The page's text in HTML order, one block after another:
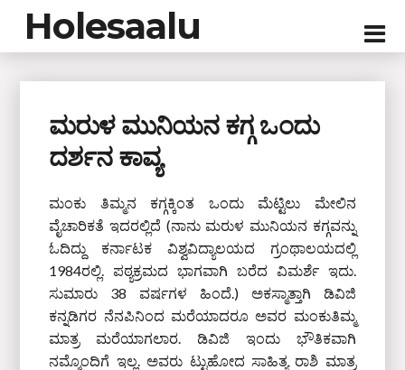
Holesaalu
ಮರುಳ ಮುನಿಯನ ಕಗ್ಗ ಒಂದು
ದರ್ಶನ ಕಾವ್ಯ
ಮಂಕು ತಿಮ್ಮನ ಕಗ್ಗಕ್ಕಿಂತ ಒಂದು ಮೆಟ್ಟಿಲು ಮೇಲಿನ
ವೈಚಾರಿಕತೆ ಇದರಲ್ಲಿದೆ (ನಾನು ಮರುಳ ಮುನಿಯನ ಕಗ್ಗವನ್ನು
ಓದಿದ್ದು ಕರ್ನಾಟಕ ವಿಶ್ವವಿದ್ಯಾಲಯದ ಗ್ರಂಥಾಲಯದಲ್ಲಿ
1984ರಲ್ಲಿ. ಪಠ್ಯಕ್ರಮದ ಭಾಗವಾಗಿ ಬರೆದ ವಿಮರ್ಶೆ ಇದು.
ಸುಮಾರು 38 ವರ್ಷಗಳ ಹಿಂದೆ.) ಅಕಸ್ಮಾತ್ತಾಗಿ ಡಿವಿಜಿ
ಕನ್ನಡಿಗರ ನೆನಪಿನಿಂದ ಮರೆಯಾದರೂ ಅವರ ಮಂಕುತಿಮ್ಮ
ಮಾತ್ರ ಮರೆಯಾಗಲಾರ. ಡಿವಿಜಿ ಇಂದು ಭೌತಿಕವಾಗಿ
ನಮ್ಮೊಂದಿಗೆ ಇಲ್ಲ. ಅವರು ಟ್ಟುಹೋದ ಸಾಹಿತ್ಯ ರಾಶಿ ಮಾತ್ರ